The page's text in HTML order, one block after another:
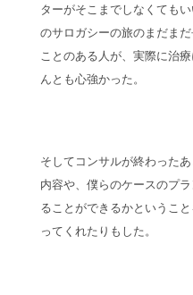
ターがそこまでしなくても
のサロガシーの旅のまだま
ことのある人が、実際に治
んとも心強かった。
そしてコンサルが終わった
内容や、僕らのケースのプ
ることができるかというこ
ってくれたりもした。